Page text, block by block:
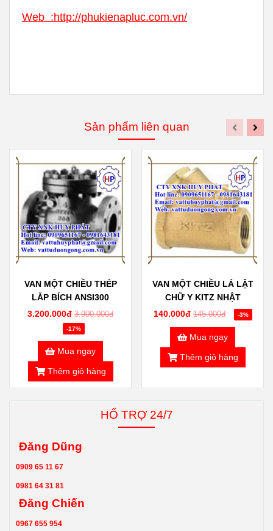
Web :http://phukienapluc.com.vn/
Sản phẩm liên quan
VAN MỘT CHIỀU THÉP
LẮP BÍCH ANSI300
3.200.000đ 3.900.000đ
-17%
Mua ngay
Thêm giỏ hàng
VAN MỘT CHIỀU LÁ LẬT
CHỮ Y KITZ NHẬT
140.000đ 145.000đ -3%
Mua ngay
Thêm giỏ hàng
HỔ TRỢ 24/7
Đăng Dũng
0909 65 11 67
0981 64 31 81
Đăng Chiến
0967 655 954